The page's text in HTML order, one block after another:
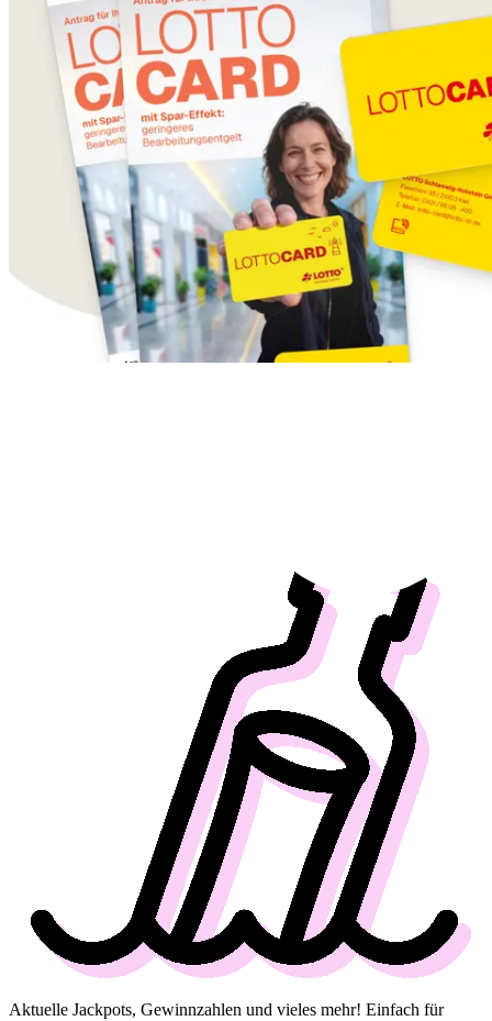
Aktuelle Jackpots, Gewinnzahlen und vieles mehr! Einfach für